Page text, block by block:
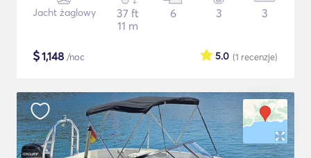
Jacht żaglowy
37 ft
11 m
6 3 3
$1,148 /noc (1 recenzje)
5.0